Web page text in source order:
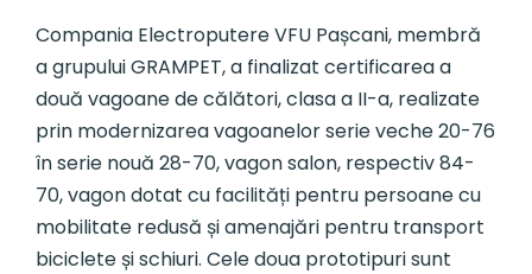
Compania Electroputere VFU Pașcani, membră
a grupului GRAMPET, a finalizat certificarea a
două vagoane de călători, clasa a II-a, realizate
prin modernizarea vagoanelor serie veche 20-76
în serie nouă 28-70, vagon salon, respectiv 84-
70, vagon dotat cu facilități pentru persoane cu
mobilitate redusă și amenajări pentru transport
biciclete și schiuri. Cele doua prototipuri sunt